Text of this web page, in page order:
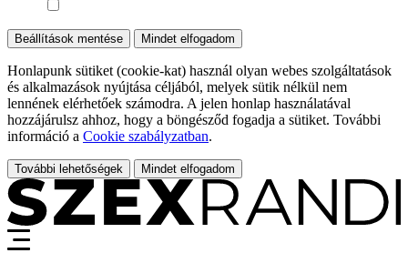
Beállítások mentése Mindet elfogadom
Honlapunk sütiket (cookie-kat) használ olyan webes szolgáltatások
és alkalmazások nyújtása céljából, melyek sütik nélkül nem
lennének elérhetőek számodra. A jelen honlap használatával
hozzájárulsz ahhoz, hogy a böngésződ fogadja a sütiket. További
információ a Cookie szabályzatban.
További lehetőségek Mindet elfogadom